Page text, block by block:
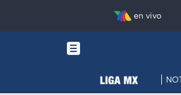
en vivo